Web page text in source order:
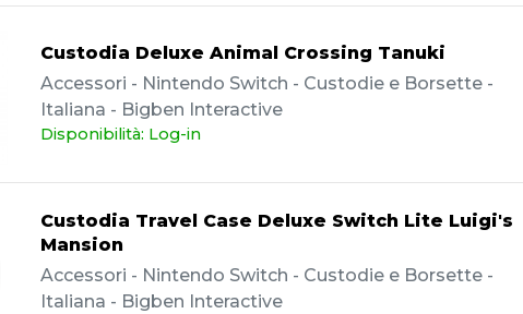
Custodia Deluxe Animal Crossing Tanuki
Accessori - Nintendo Switch - Custodie e Borsette -
Italiana - Bigben Interactive
Disponibilità: Log-in
Custodia Travel Case Deluxe Switch Lite Luigi's
Mansion
Accessori - Nintendo Switch - Custodie e Borsette -
Italiana - Bigben Interactive